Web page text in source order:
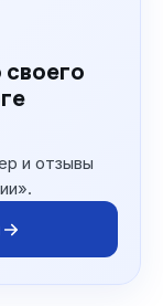
и отзывы